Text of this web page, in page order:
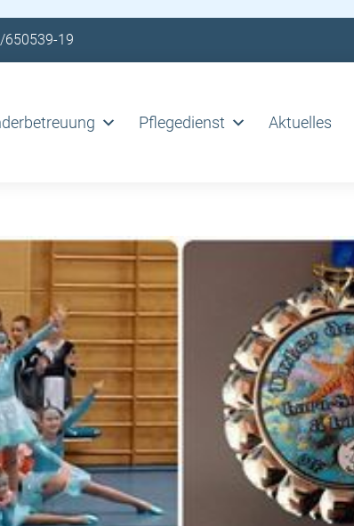
650539-19
Pflegedienst Aktuelles